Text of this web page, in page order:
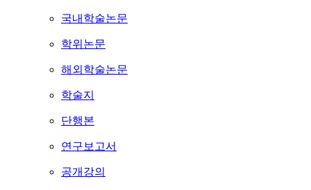
국내학술논문
학위논문
해외학술논문
학술지
단행본
연구보고서
공개강의